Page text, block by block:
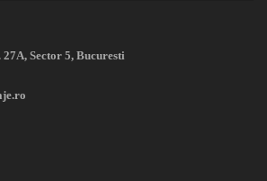
27A, Sector 5, Bucuresti